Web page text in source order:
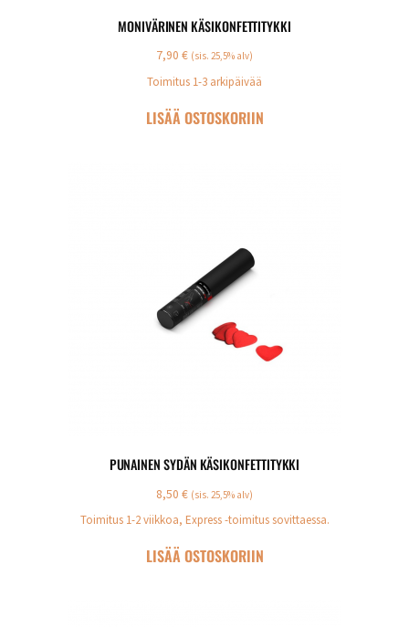
MONIVÄRINEN KÄSIKONFETTITYKKI
7,90 € (sis. 25,5% alv)
Toimitus 1-3 arkipäivää
LISÄÄ OSTOSKORIIN
PUNAINEN SYDÄN KÄSIKONFETTITYKKI
8,50 € (sis. 25,5% alv)
Toimitus 1-2 viikkoa, Express -toimitus sovittaessa.
LISÄÄ OSTOSKORIIN